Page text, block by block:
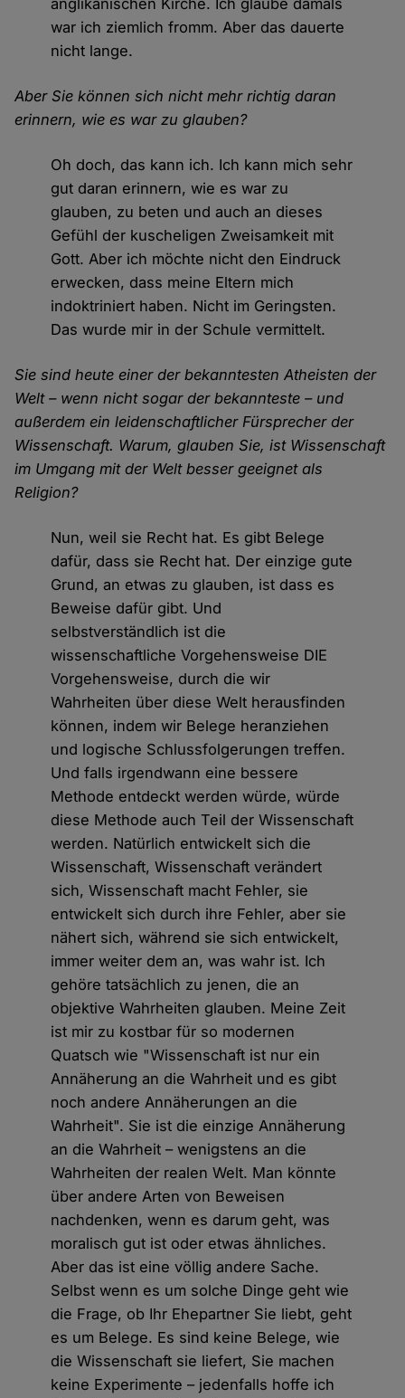
anglikanischen Kirche. Ich glaube damals
war ich ziemlich fromm. Aber das dauerte
nicht lange.
Aber Sie können sich nicht mehr richtig daran
erinnern, wie es war zu glauben?
Oh doch, das kann ich. Ich kann mich sehr
gut daran erinnern, wie es war zu
glauben, zu beten und auch an dieses
Gefühl der kuscheligen Zweisamkeit mit
Gott. Aber ich möchte nicht den Eindruck
erwecken, dass meine Eltern mich
indoktriniert haben. Nicht im Geringsten.
Das wurde mir in der Schule vermittelt.
Sie sind heute einer der bekanntesten Atheisten der
Welt – wenn nicht sogar der bekannteste – und
außerdem ein leidenschaftlicher Fürsprecher der
Wissenschaft. Warum, glauben Sie, ist Wissenschaft
im Umgang mit der Welt besser geeignet als
Religion?
Nun, weil sie Recht hat. Es gibt Belege
dafür, dass sie Recht hat. Der einzige gute
Grund, an etwas zu glauben, ist dass es
Beweise dafür gibt. Und
selbstverständlich ist die
wissenschaftliche Vorgehensweise DIE
Vorgehensweise, durch die wir
Wahrheiten über diese Welt herausfinden
können, indem wir Belege heranziehen
und logische Schlussfolgerungen treffen.
Und falls irgendwann eine bessere
Methode entdeckt werden würde, würde
diese Methode auch Teil der Wissenschaft
werden. Natürlich entwickelt sich die
Wissenschaft, Wissenschaft verändert
sich, Wissenschaft macht Fehler, sie
entwickelt sich durch ihre Fehler, aber sie
nähert sich, während sie sich entwickelt,
immer weiter dem an, was wahr ist. Ich
gehöre tatsächlich zu jenen, die an
objektive Wahrheiten glauben. Meine Zeit
ist mir zu kostbar für so modernen
Quatsch wie "Wissenschaft ist nur ein
Annäherung an die Wahrheit und es gibt
noch andere Annäherungen an die
Wahrheit". Sie ist die einzige Annäherung
an die Wahrheit – wenigstens an die
Wahrheiten der realen Welt. Man könnte
über andere Arten von Beweisen
nachdenken, wenn es darum geht, was
moralisch gut ist oder etwas ähnliches.
Aber das ist eine völlig andere Sache.
Selbst wenn es um solche Dinge geht wie
die Frage, ob Ihr Ehepartner Sie liebt, geht
es um Belege. Es sind keine Belege, wie
die Wissenschaft sie liefert, Sie machen
keine Experimente – jedenfalls hoffe ich